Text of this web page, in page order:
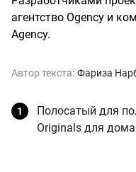
агентство Ogency и
Agency.
Автор текста: Фариза
Полосатый для
Originals для